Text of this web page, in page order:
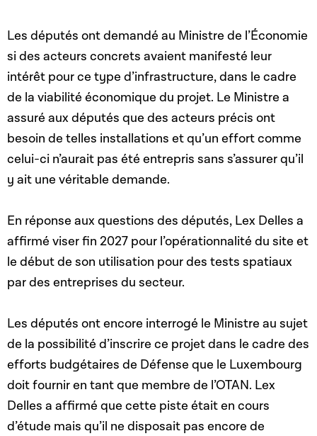
Les députés ont demandé au Ministre de l’Économie
si des acteurs concrets avaient manifesté leur
intérêt pour ce type d’infrastructure, dans le cadre
de la viabilité économique du projet. Le Ministre a
assuré aux députés que des acteurs précis ont
besoin de telles installations et qu’un effort comme
celui-ci n’aurait pas été entrepris sans s’assurer qu’il
y ait une véritable demande.
En réponse aux questions des députés, Lex Delles a
affirmé viser fin 2027 pour l’opérationnalité du site et
le début de son utilisation pour des tests spatiaux
par des entreprises du secteur.
Les députés ont encore interrogé le Ministre au sujet
de la possibilité d’inscrire ce projet dans le cadre des
efforts budgétaires de Défense que le Luxembourg
doit fournir en tant que membre de l’OTAN. Lex
Delles a affirmé que cette piste était en cours
d’étude mais qu’il ne disposait pas encore de